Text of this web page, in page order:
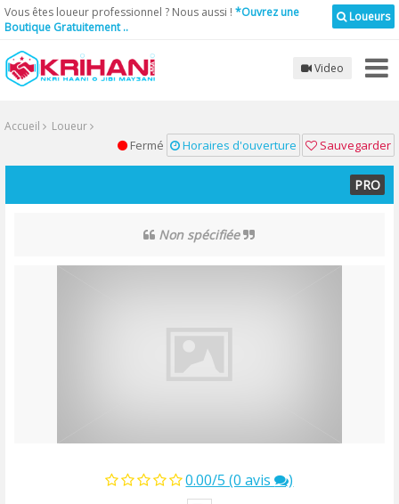
Loueurs
Vous êtes loueur professionnel ? Nous aussi ! *Ouvrez une
Boutique Gratuitement ..
Video
Accueil Loueur
Sauvegarder
Fermé Horaires d'ouverture
PRO
Non spécifiée
0.00/5 (0 avis )